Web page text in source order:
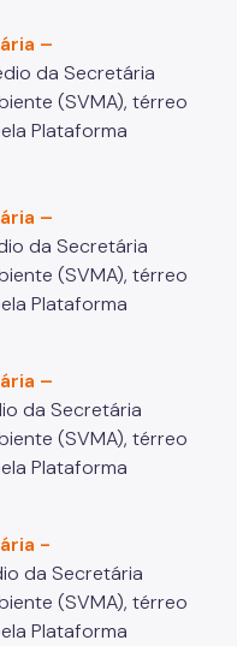
Conduta
e Espaços Livres
–
da Secretária
(SVMA), térreo
Plataforma
–
da Secretária
(SVMA), térreo
Plataforma
–
da Secretária
(SVMA), térreo
Plataforma
-
da Secretária
(SVMA), térreo
Plataforma